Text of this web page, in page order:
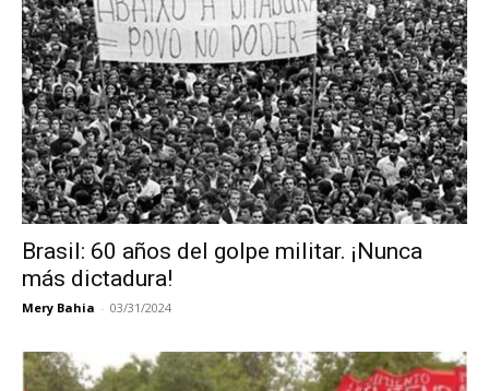
Brasil: 60 años del golpe militar. ¡Nunca
más dictadura!
Mery Bahia - 03/31/2024